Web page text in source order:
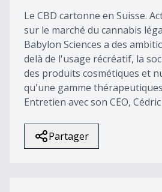
seconds
Le CBD cartonne en Suisse.
sur le marché du cannabis
Babylon Sciences a des
delà de l'usage récréatif, la
des produits cosmétiques et
qu'une gamme
Entretien avec son CEO,
Partager